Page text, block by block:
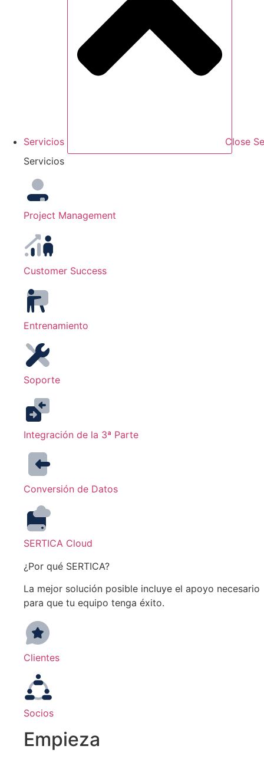
Servicios
Close
Servicios
Project Management
Customer Success
Entrenamiento
Soporte
Integración de la 3ª Parte
Conversión de Datos
SERTICA Cloud
¿Por qué SERTICA?
La mejor solución posible incluye el apoyo necesario
para que tu equipo tenga éxito.
Clientes
Socios
Empieza